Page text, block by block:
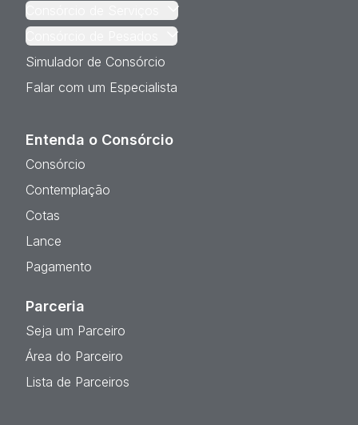
Simulador de Consórcio
Falar com um Especialista
Entenda o Consórcio
Consórcio
Contemplação
Cotas
Lance
Pagamento
Parceria
Seja um Parceiro
Área do Parceiro
Lista de Parceiros